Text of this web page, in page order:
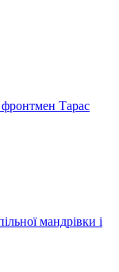
фронтмен Тарас
мандрівки і